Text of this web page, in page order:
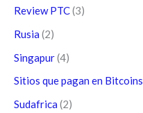
Review PTC(3)
Rusia (2)
Singapur(4)
Sitios que pagan en Bitcoins
Sudafrica (2)